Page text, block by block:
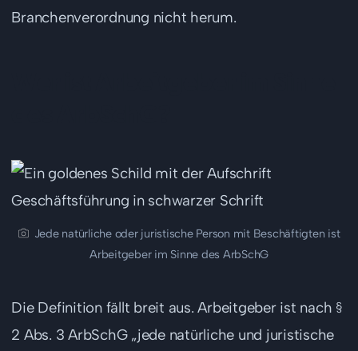
Branchenverordnung nicht herum.
Jede natürliche oder juristische Person mit Beschäftigten ist
Arbeitgeber im Sinne des ArbSchG
Die Definition fällt breit aus. Arbeitgeber ist nach §
2 Abs. 3 ArbSchG „jede natürliche und juristische